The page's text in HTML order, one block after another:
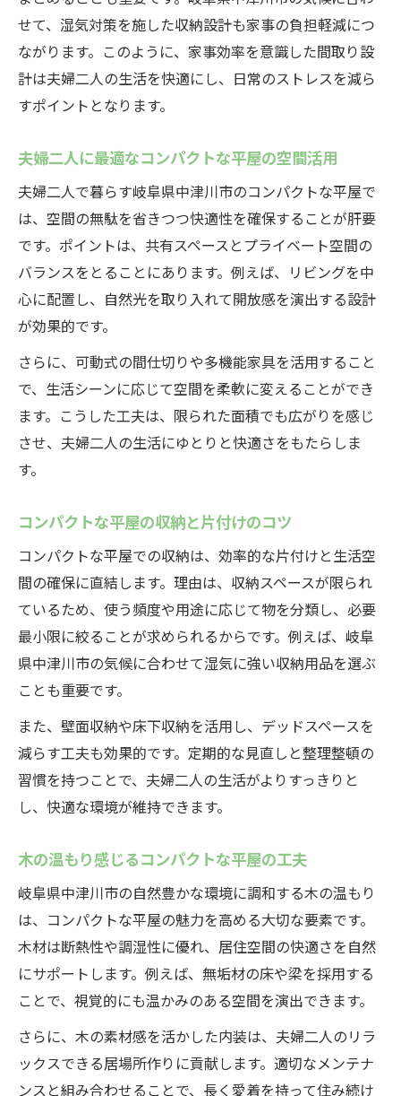
せて、湿気対策を施した収納設計も家事の負担軽減につ
ながります。このように、家事効率を意識した間取り設
計は夫婦二人の生活を快適にし、日常のストレスを減ら
すポイントとなります。
夫婦二人に最適なコンパクトな平屋の空間活用
夫婦二人で暮らす岐阜県中津川市のコンパクトな平屋で
は、空間の無駄を省きつつ快適性を確保することが肝要
です。ポイントは、共有スペースとプライベート空間の
バランスをとることにあります。例えば、リビングを中
心に配置し、自然光を取り入れて開放感を演出する設計
が効果的です。
さらに、可動式の間仕切りや多機能家具を活用すること
で、生活シーンに応じて空間を柔軟に変えることができ
ます。こうした工夫は、限られた面積でも広がりを感じ
させ、夫婦二人の生活にゆとりと快適さをもたらしま
す。
コンパクトな平屋の収納と片付けのコツ
コンパクトな平屋での収納は、効率的な片付けと生活空
間の確保に直結します。理由は、収納スペースが限られ
ているため、使う頻度や用途に応じて物を分類し、必要
最小限に絞ることが求められるからです。例えば、岐阜
県中津川市の気候に合わせて湿気に強い収納用品を選ぶ
ことも重要です。
また、壁面収納や床下収納を活用し、デッドスペースを
減らす工夫も効果的です。定期的な見直しと整理整頓の
習慣を持つことで、夫婦二人の生活がよりすっきりと
し、快適な環境が維持できます。
木の温もり感じるコンパクトな平屋の工夫
岐阜県中津川市の自然豊かな環境に調和する木の温もり
は、コンパクトな平屋の魅力を高める大切な要素です。
木材は断熱性や調湿性に優れ、居住空間の快適さを自然
にサポートします。例えば、無垢材の床や梁を採用する
ことで、視覚的にも温かみのある空間を演出できます。
さらに、木の素材感を活かした内装は、夫婦二人のリラ
ックスできる居場所作りに貢献します。適切なメンテナ
ンスと組み合わせることで、長く愛着を持って住み続け